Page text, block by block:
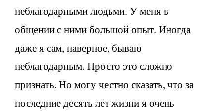
неблагодарными людьми. У меня в
общении с ними большой опыт. Иногда
даже я сам, наверное, бываю
неблагодарным. Просто это сложно
признать. Но могу честно сказать, что за
последние десять лет жизни я очень